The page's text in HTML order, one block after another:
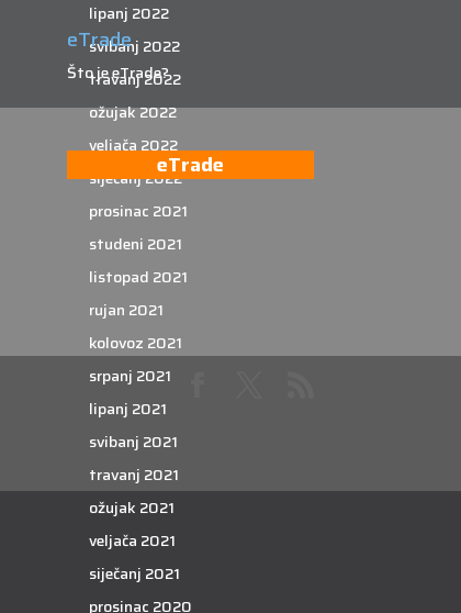
lipanj 2022
svibanj 2022
travanj 2022
ožujak 2022
veljača 2022
siječanj 2022
prosinac 2021
studeni 2021
listopad 2021
rujan 2021
kolovoz 2021
srpanj 2021
lipanj 2021
svibanj 2021
travanj 2021
ožujak 2021
veljača 2021
siječanj 2021
prosinac 2020
eTrade
Što je eTrade?
eTrade